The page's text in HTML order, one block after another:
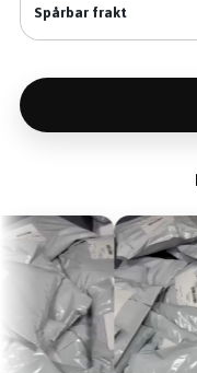
Spårbar frakt